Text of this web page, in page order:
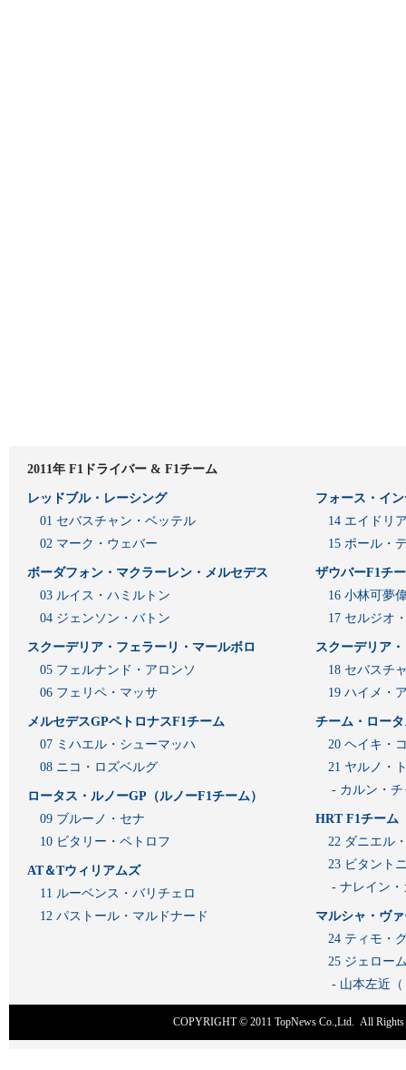
2011年 F1ドライバー & F1チーム
レッドブル・レーシング
01 セバスチャン・ベッテル
02 マーク・ウェバー
ボーダフォン・マクラーレン・メルセデス
03 ルイス・ハミルトン
04 ジェンソン・バトン
スクーデリア・フェラーリ・マールボロ
05 フェルナンド・アロンソ
06 フェリペ・マッサ
メルセデスGPペトロナスF1チーム
07 ミハエル・シューマッハ
08 ニコ・ロズベルグ
ロータス・ルノーGP（ルノーF1チーム）
09 ブルーノ・セナ
10 ビタリー・ペトロフ
AT＆Tウィリアムズ
11 ルーベンス・バリチェロ
12 パストール・マルドナード
フォース・イ
14 エイドリ
15 ポール・
ザウバーF1チ
16 小林可夢
17 セルジオ
スクーデリア
18 セバスチ
19 ハイメ・
チーム・ロー
20 ヘイキ・
21 ヤルノ・
- カルン・
HRT F1チーム
22 ダニエル
23 ビタント
- ナレイン
マルシャ・ヴ
24 ティモ・
25 ジェロー
- 山本左近
COPYRIGHT © 2011 TopNews Co.,Ltd. All